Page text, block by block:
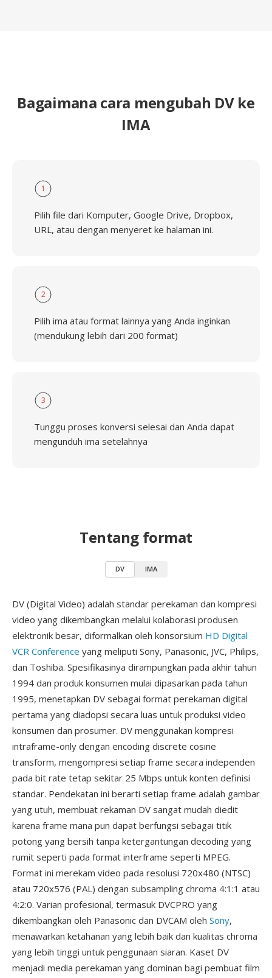
Bagaimana cara mengubah DV ke
IMA
1
Pilih file dari Komputer, Google Drive, Dropbox,
URL, atau dengan menyeret ke halaman ini.
2
Pilih ima atau format lainnya yang Anda inginkan
(mendukung lebih dari 200 format)
3
Tunggu proses konversi selesai dan Anda dapat
mengunduh ima setelahnya
Tentang format
DV IMA
DV (Digital Video) adalah standar perekaman dan kompresi
video yang dikembangkan melalui kolaborasi produsen
elektronik besar, diformalkan oleh konsorsium HD Digital
VCR Conference yang meliputi Sony, Panasonic, JVC, Philips,
dan Toshiba. Spesifikasinya dirampungkan pada akhir tahun
1994 dan produk konsumen mulai dipasarkan pada tahun
1995, menetapkan DV sebagai format perekaman digital
pertama yang diadopsi secara luas untuk produksi video
konsumen dan prosumer. DV menggunakan kompresi
intraframe-only dengan encoding discrete cosine
transform, mengompresi setiap frame secara independen
pada bit rate tetap sekitar 25 Mbps untuk konten definisi
standar. Pendekatan ini berarti setiap frame adalah gambar
yang utuh, membuat rekaman DV sangat mudah diedit
karena frame mana pun dapat berfungsi sebagai titik
potong yang bersih tanpa ketergantungan decoding yang
rumit seperti pada format interframe seperti MPEG.
Format ini merekam video pada resolusi 720x480 (NTSC)
atau 720x576 (PAL) dengan subsampling chroma 4:1:1 atau
4:2:0. Varian profesional, termasuk DVCPRO yang
dikembangkan oleh Panasonic dan DVCAM oleh Sony,
menawarkan ketahanan yang lebih baik dan kualitas chroma
yang lebih tinggi untuk penggunaan siaran. Kaset DV
menjadi media perekaman yang dominan bagi pembuat film